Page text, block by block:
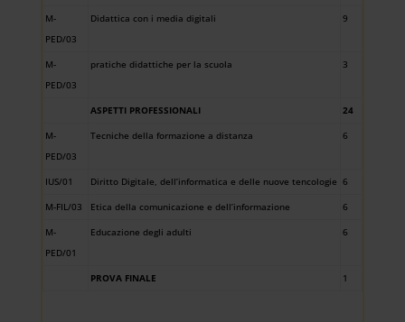
M-
PED/03
Didattica con i media digitali 9
M-
PED/03
pratiche didattiche per la scuola 3
ASPETTI PROFESSIONALI
24
M-
PED/03
Tecniche della formazione a distanza 6
IUS/01 Diritto Digitale, dell’informatica e delle nuove tencologie 6
M-FIL/03
Etica della comunicazione e dell’informazione
6
M-
PED/01
Educazione degli adulti 6
PROVA FINALE 1